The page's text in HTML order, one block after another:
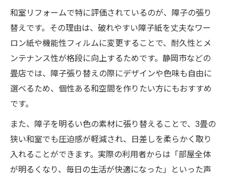
和室リフォームで特に評価されているのが、障子の張り
替えです。その理由は、破れやすい障子紙を丈夫なワー
ロン紙や機能性フィルムに変更することで、耐久性とメ
ンテナンス性が格段に向上するためです。静岡市などの
畳店では、障子張り替えの際にデザインや色味も自由に
選べるため、個性ある和空間を作りたい方にもおすすめ
です。
また、障子を明るい色の素材に張り替えることで、3畳の
狭い和室でも圧迫感が軽減され、日差しを柔らかく取り
入れることができます。実際の利用者からは「部屋全体
が明るくなり、毎日の生活が快適になった」といった声